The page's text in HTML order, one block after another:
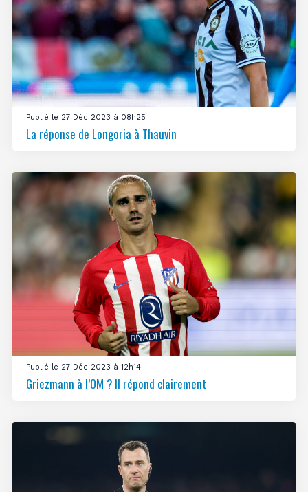
Publié le 27 Déc 2023 à 08h25
La réponse de Longoria à Thauvin
Publié le 27 Déc 2023 à 12h14
Griezmann à l’OM ? Il répond clairement